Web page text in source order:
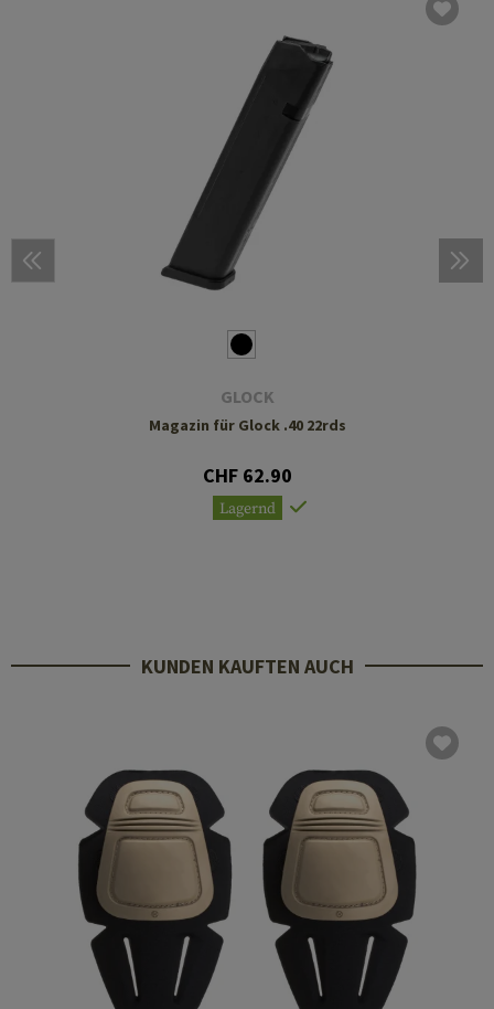
GLOCK
Magazin für Glock .40 22rds
CHF 62.90
Lagernd
KUNDEN KAUFTEN AUCH